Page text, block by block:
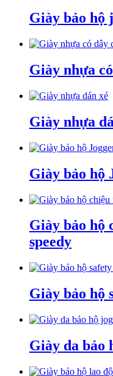
Giày bảo hộ
Giày nhựa
Giày nhựa
Giày bảo hộ
Giày bảo hộ
speedy
Giày bảo hộ
Giày da bảo